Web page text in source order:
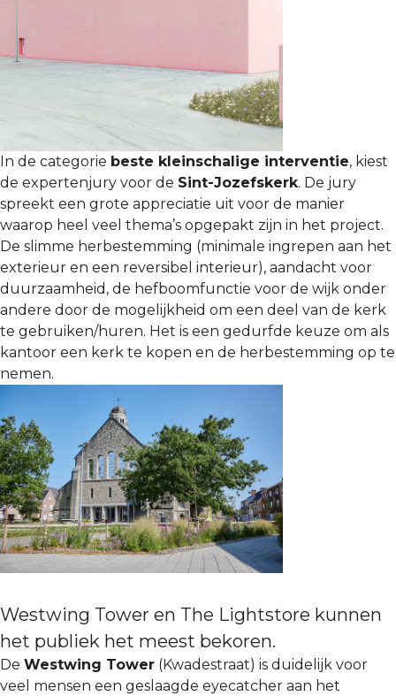
In de categorie beste kleinschalige interventie, kiest
de expertenjury voor de Sint-Jozefskerk. De jury
spreekt een grote appreciatie uit voor de manier
waarop heel veel thema’s opgepakt zijn in het project.
De slimme herbestemming (minimale ingrepen aan het
exterieur en een reversibel interieur), aandacht voor
duurzaamheid, de hefboomfunctie voor de wijk onder
andere door de mogelijkheid om een deel van de kerk
te gebruiken/huren. Het is een gedurfde keuze om als
kantoor een kerk te kopen en de herbestemming op te
nemen.
Westwing Tower en The Lightstore kunnen
het publiek het meest bekoren.
De Westwing Tower (Kwadestraat) is duidelijk voor
veel mensen een geslaagde eyecatcher aan het